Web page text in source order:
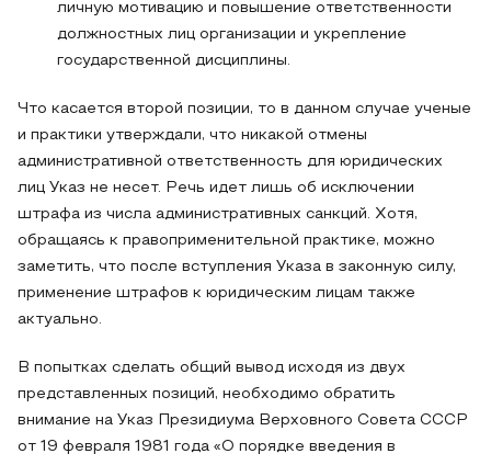
личную мотивацию и повышение ответственности
должностных лиц организации и укрепление
государственной дисциплины.
Что касается второй позиции, то в данном случае ученые
и практики утверждали, что никакой отмены
административной ответственность для юридических
лиц Указ не несет. Речь идет лишь об исключении
штрафа из числа административных санкций. Хотя,
обращаясь к правоприменительной практике, можно
заметить, что после вступления Указа в законную силу,
применение штрафов к юридическим лицам также
актуально.
В попытках сделать общий вывод исходя из двух
представленных позиций, необходимо обратить
внимание на Указ Президиума Верховного Совета СССР
от 19 февраля 1981 года «О порядке введения в